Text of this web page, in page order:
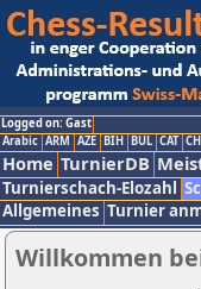
Logged on: Gast
Arabic ARM AZE BIH BUL CAT
Home TurnierDB
Turnierschach-Elozahl
Allgemeines Turnier
Willkommen